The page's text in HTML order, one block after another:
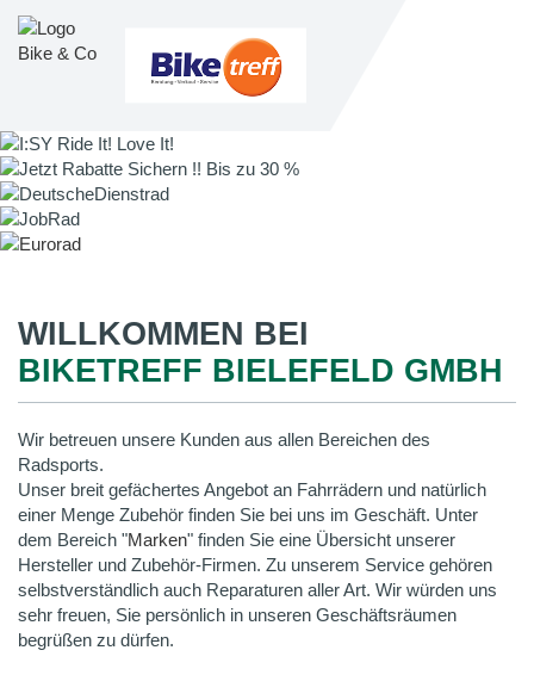
WILLKOMMEN BEI
BIKETREFF BIELEFELD GMBH
Wir betreuen unsere Kunden aus allen Bereichen des
Radsports.
Unser breit gefächertes Angebot an Fahrrädern und natürlich
einer Menge Zubehör finden Sie bei uns im Geschäft. Unter
dem Bereich "Marken" finden Sie eine Übersicht unserer
Hersteller und Zubehör-Firmen. Zu unserem Service gehören
selbstverständlich auch Reparaturen aller Art. Wir würden uns
sehr freuen, Sie persönlich in unseren Geschäftsräumen
begrüßen zu dürfen.